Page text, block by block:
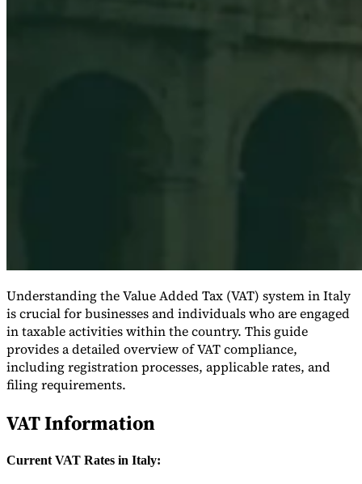
indirectosImpuestos sobre el carbono y tasas medioambientales
Understanding the Value Added Tax (VAT) system in Italy
is crucial for businesses and individuals who are engaged
in taxable activities within the country. This guide
provides a detailed overview of VAT compliance,
including registration processes, applicable rates, and
filing requirements.
VAT Information
Current VAT Rates in Italy: